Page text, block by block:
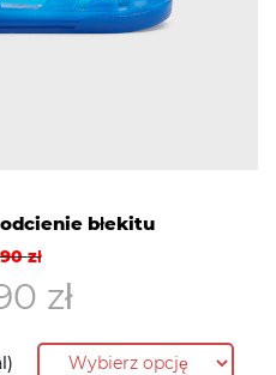
błekitu
zł
Pierwotna
cena
wynosiła:
zł
Aktualna
cena
wynosi: